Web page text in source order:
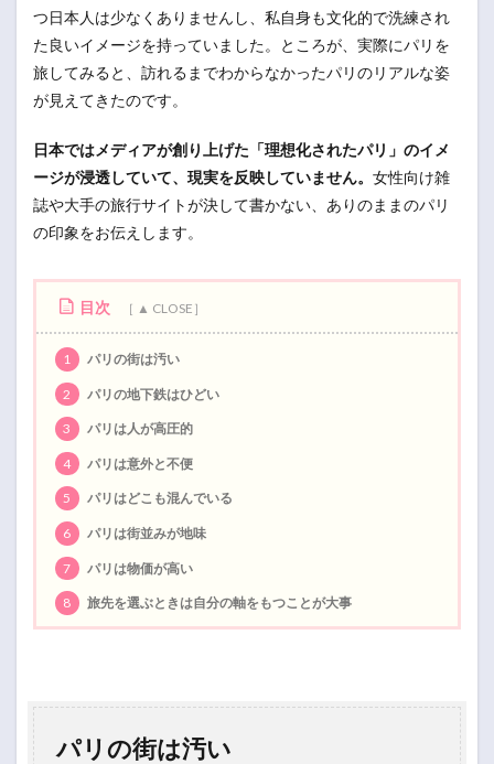
つ日本人は少なくありませんし、私自身も文化的で洗練され
た良いイメージを持っていました。ところが、実際にパリを
旅してみると、訪れるまでわからなかったパリのリアルな姿
が見えてきたのです。
日本ではメディアが創り上げた「理想化されたパリ」のイメ
ージが浸透していて、現実を反映していません。 女性向け雑
誌や大手の旅行サイトが決して書かない、ありのままのパリ
の印象をお伝えします。
目次
1 パリの街は汚い
2 パリの地下鉄はひどい
3 パリは人が高圧的
4 パリは意外と不便
5 パリはどこも混んでいる
6 パリは街並みが地味
7 パリは物価が高い
8 旅先を選ぶときは自分の軸をもつことが大事
パリの街は汚い